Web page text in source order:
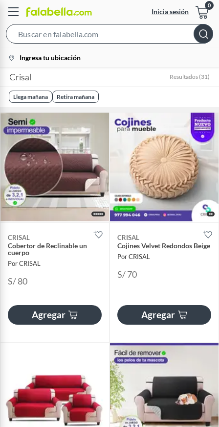
Inicia sesión
Bar
location-
icon
Ingresa tu ubicación
Crisal Resultados (31)
Llega mañana Retira mañana
CRISAL
Cobertor de Reclinable un
cuerpo
Por CRISAL
S/ 80
Agregar
CRISAL
Cojines Velvet Redondos Beige
Por CRISAL
S/ 70
Agregar